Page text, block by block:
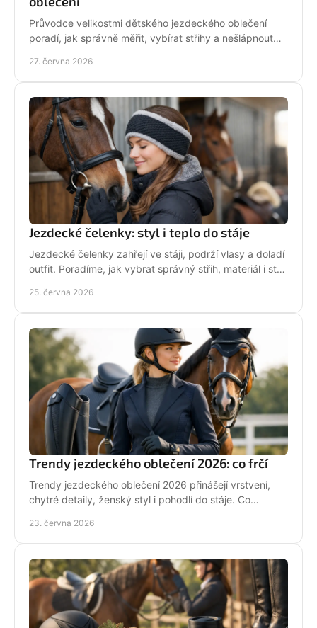
Průvodce velikostmi dětského jezdeckého oblečení
poradí, jak správně měřit, vybírat střihy a nešlápnout
27. června 2026
Jezdecké čelenky: styl i teplo do stáje
Jezdecké čelenky zahřejí ve stáji, podrží vlasy a doladí
outfit. Poradíme, jak vybrat správný střih, materiál i styl
25. června 2026
Trendy jezdeckého oblečení 2026: co frčí
Trendy jezdeckého oblečení 2026 přinášejí vrstvení,
chytré detaily, ženský styl i pohodlí do stáje. Co
23. června 2026